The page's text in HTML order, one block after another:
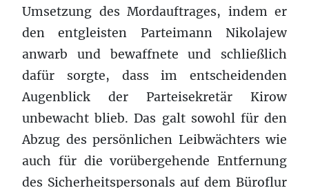
Umsetzung des Mordauftrages, indem er
den entgleisten Parteimann Nikolajew
anwarb und bewaffnete und schließlich
dafür sorgte, dass im entscheidenden
Augenblick der Parteisekretär Kirow
unbewacht blieb. Das galt sowohl für den
Abzug des persönlichen Leibwächters wie
auch für die vorübergehende Entfernung
des Sicherheitspersonals auf dem Büroflur